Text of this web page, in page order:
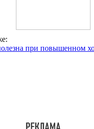
при повышенном